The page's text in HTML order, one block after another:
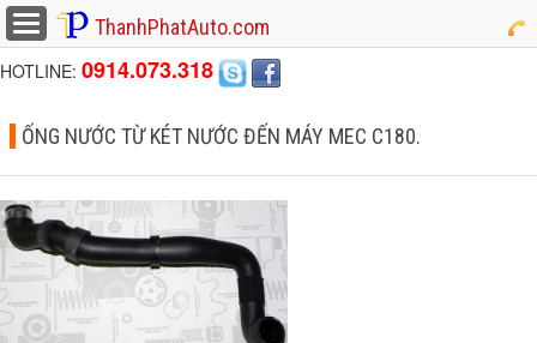
button ThanhPhatAuto.com
HOTLINE: 0914.073.318
ỐNG NƯỚC TỪ KÉT NƯỚC ĐẾN MÁY MEC C180.